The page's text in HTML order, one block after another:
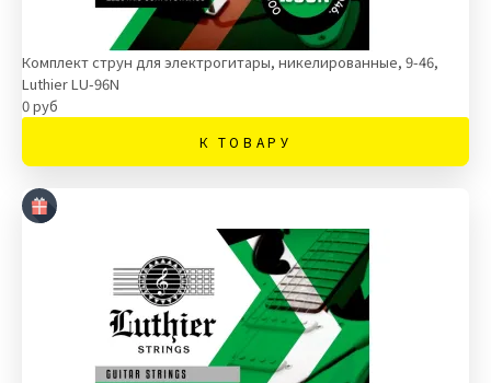
Комплект струн для электрогитары, никелированные, 9-46,
Luthier LU-96N
0 руб
К ТОВАРУ